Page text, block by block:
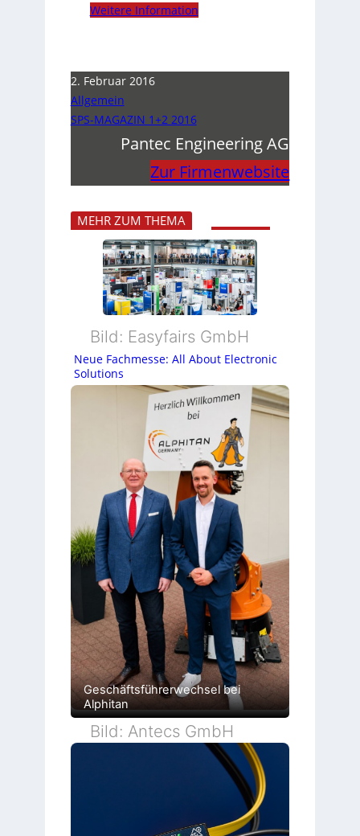
Weitere Information
2. Februar 2016
Allgemein
SPS-MAGAZIN 1+2 2016
Pantec Engineering AG
Zur Firmenwebsite
MEHR ZUM THEMA
Bild: Easyfairs GmbH
Neue Fachmesse: All About Electronic
Solutions
Geschäftsführerwechsel bei
Alphitan
Bild: Antecs GmbH